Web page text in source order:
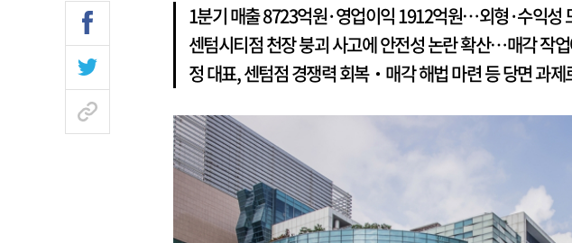
1분기 매출 8723억원·영업이익 1912억원…외형·수익성
센텀시티점 천장 붕괴 사고에 안전성 논란 확산…매각 작
정 대표, 센텀점 경쟁력 회복‧매각 해법 마련 등 당면 과제